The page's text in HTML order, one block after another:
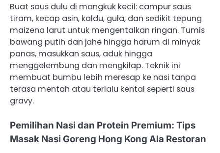
Buat saus dulu di mangkuk kecil: campur saus
tiram, kecap asin, kaldu, gula, dan sedikit tepung
maizena larut untuk mengentalkan ringan. Tumis
bawang putih dan jahe hingga harum di minyak
panas, masukkan saus, aduk hingga
menggelembung dan mengkilap. Teknik ini
membuat bumbu lebih meresap ke nasi tanpa
terasa mentah atau terlalu kental seperti saus
gravy.
Pemilihan Nasi dan Protein Premium: Tips
Masak Nasi Goreng Hong Kong Ala Restoran